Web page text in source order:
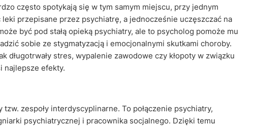
często spotykają się w tym samym miejscu, przy jednym
przepisane przez psychiatrę, a jednocześnie uczęszczać na
być pod stałą opieką psychiatry, ale to psycholog pomoże mu
sobie ze stygmatyzacją i emocjonalnymi skutkami choroby.
długotrwały stres, wypalenie zawodowe czy kłopoty w związku
najlepsze efekty.
zespoły interdyscyplinarne. To połączenie psychiatry,
psychiatrycznej i pracownika socjalnego. Dzięki temu